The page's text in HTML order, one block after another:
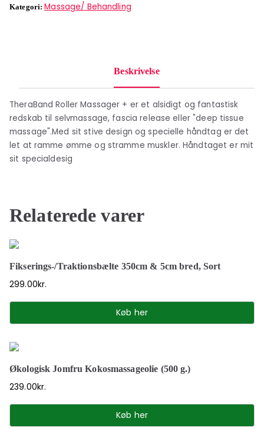
Kategori: Massage/ Behandling
Beskrivelse
TheraBand Roller Massager + er et alsidigt og fantastisk
redskab til selvmassage, fascia release eller "deep tissue
massage".Med sit stive design og specielle håndtag er det
let at ramme ømme og stramme muskler. Håndtaget er mit
sit specialdesig
Relaterede varer
Fikserings-/Traktionsbælte 350cm & 5cm bred, Sort
299.00kr.
Køb her
Økologisk Jomfru Kokosmassageolie (500 g.)
239.00kr.
Køb her